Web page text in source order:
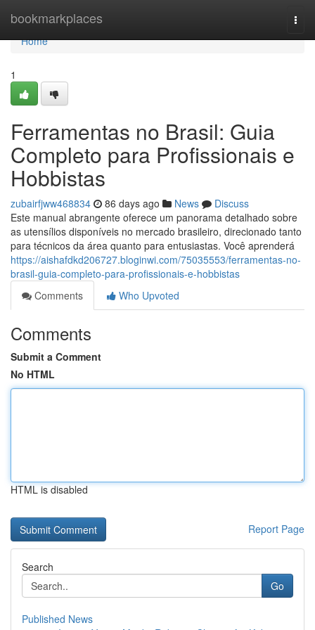
bookmarkplaces
Home
Home
1
Ferramentas no Brasil: Guia
Completo para Profissionais e
Hobbistas
zubairfjww468834 86 days ago News
Discuss
Este manual abrangente oferece um panorama detalhado sobre
as utensílios disponíveis no mercado brasileiro, direcionado tanto
para técnicos da área quanto para entusiastas. Você aprenderá
https://aishafdkd206727.bloginwi.com/75035553/ferramentas-no-
brasil-guia-completo-para-profissionais-e-hobbistas
Comments
Who Upvoted
Comments
Submit a Comment
No HTML
HTML is disabled
Report Page
Search
Go
Published News